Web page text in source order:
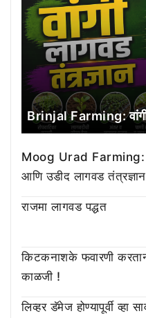
Brinjal Farming: वांगी
Moog Urad Farming:
आणि उडीद लागवड तंत्रज्ञान
राजमा लागवड पद्धत
किटकनाशके फवारणी
काळजी !
लिव्हर डॅमेज होण्यापूर्वी व्हा